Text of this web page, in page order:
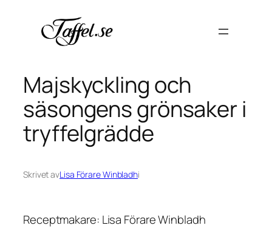
innehåll
Majskyckling och
säsongens grönsaker i
tryffelgrädde
Skrivet avLisa Förare Winbladhi
Receptmakare: Lisa Förare Winbladh